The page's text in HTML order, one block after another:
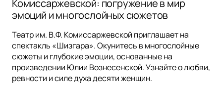
Комиссаржевской: погружение в мир
эмоций и многослойных сюжетов
Театр им. В.Ф. Комиссаржевской приглашает на
спектакль «Шизгара». Окунитесь в многослойные
сюжеты и глубокие эмоции, основанные на
произведении Юлии Вознесенской. Узнайте о любви,
ревности и силе духа десяти женщин.